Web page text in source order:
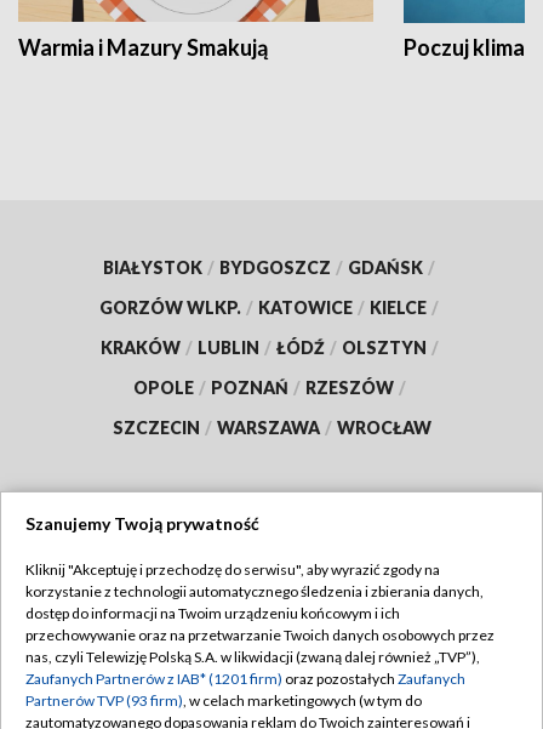
Warmia i Mazury Smakują Poczuj klimat
BIAŁYSTOK / BYDGOSZCZ / GDAŃSK /
GORZÓW WLKP. / KATOWICE / KIELCE /
KRAKÓW / LUBLIN / ŁÓDŹ / OLSZTYN /
OPOLE / POZNAŃ / RZESZÓW /
SZCZECIN / WARSZAWA / WROCŁAW
TVP
Abonament TVP
Emisja w TVP
Centrum informacji TVP
Regulamin TVP
Polityka prywatności
Moje zgody
Szanujemy Twoją prywatność
Kliknij "Akceptuję i przechodzę do serwisu", aby wyrazić zgody na
korzystanie z technologii automatycznego śledzenia i zbierania danych,
dostęp do informacji na Twoim urządzeniu końcowym i ich
przechowywanie oraz na przetwarzanie Twoich danych osobowych przez
nas, czyli Telewizję Polską S.A. w likwidacji (zwaną dalej również „TVP”),
Zaufanych Partnerów z IAB* (1201 firm) oraz pozostałych Zaufanych
Partnerów TVP (93 firm), w celach marketingowych (w tym do
zautomatyzowanego dopasowania reklam do Twoich zainteresowań i